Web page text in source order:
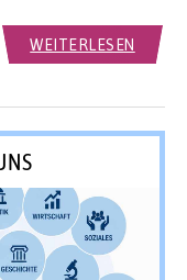
WEITERLESEN